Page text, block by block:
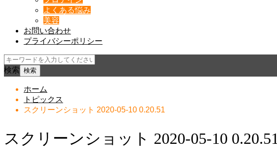
よくある悩み
美容
お問い合わせ
プライバシーポリシー
検索
ホーム
トピックス
スクリーンショット 2020-05-10 0.20.51
スクリーンショット 2020-05-10 0.20.51